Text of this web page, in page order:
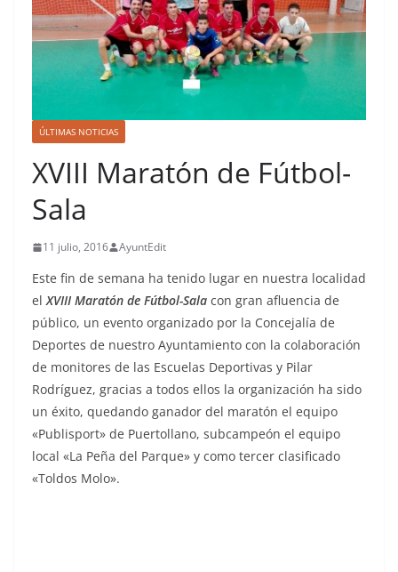
ÚLTIMAS NOTICIAS
XVIII Maratón de Fútbol-
Sala
11 julio, 2016 AyuntEdit
Este fin de semana ha tenido lugar en nuestra localidad
el XVIII Maratón de Fútbol-Sala con gran afluencia de
público, un evento organizado por la Concejalía de
Deportes de nuestro Ayuntamiento con la colaboración
de monitores de las Escuelas Deportivas y Pilar
Rodríguez, gracias a todos ellos la organización ha sido
un éxito, quedando ganador del maratón el equipo
«Publisport» de Puertollano, subcampeón el equipo
local «La Peña del Parque» y como tercer clasificado
«Toldos Molo».